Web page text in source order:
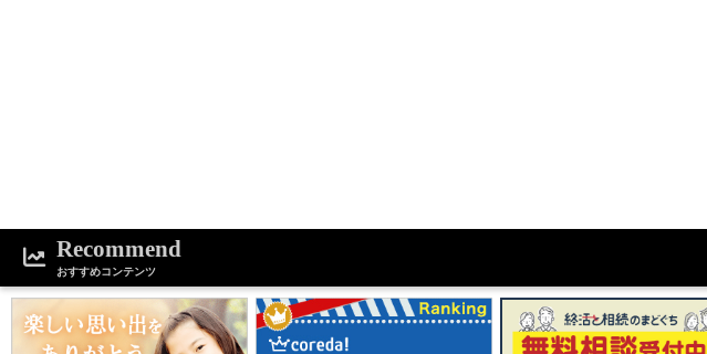
Recommend
おすすめコンテンツ